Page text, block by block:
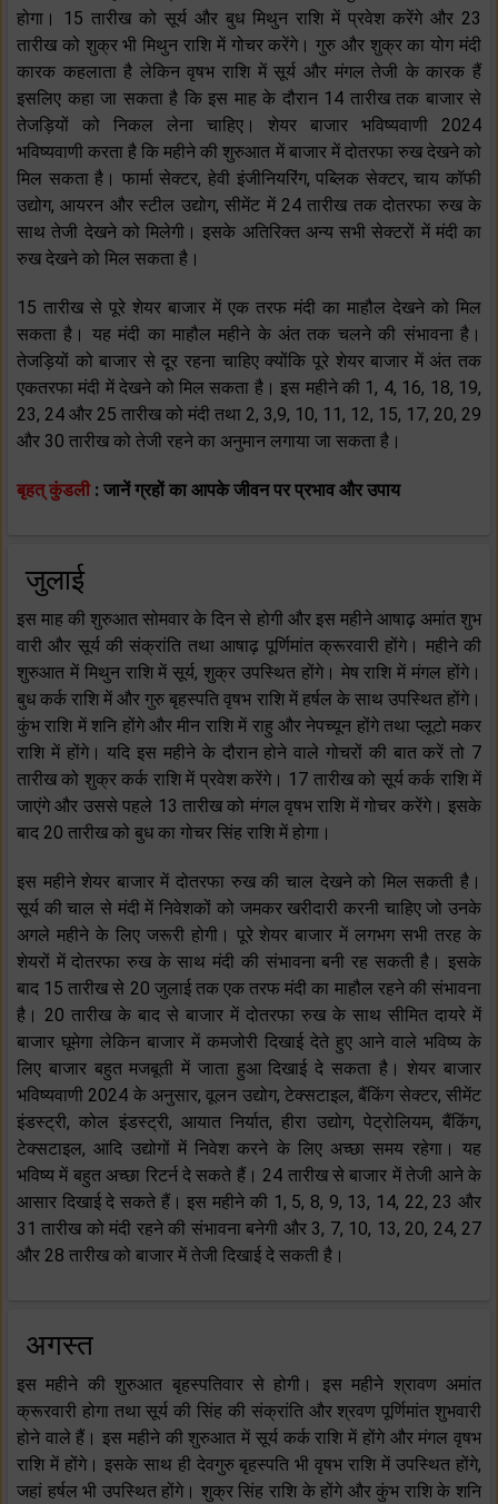
होगा। 15 तारीख को सूर्य और बुध मिथुन राशि में प्रवेश करेंगे और 23
तारीख को शुक्र भी मिथुन राशि में गोचर करेंगे। गुरु और शुक्र का योग मंदी
कारक कहलाता है लेकिन वृषभ राशि में सूर्य और मंगल तेजी के कारक हैं
इसलिए कहा जा सकता है कि इस माह के दौरान 14 तारीख तक बाजार से
तेजड़ियों को निकल लेना चाहिए। शेयर बाजार भविष्यवाणी 2024
भविष्यवाणी करता है कि महीने की शुरुआत में बाजार में दोतरफा रुख देखने को
मिल सकता है। फार्मा सेक्टर, हेवी इंजीनियरिंग, पब्लिक सेक्टर, चाय कॉफी
उद्योग, आयरन और स्टील उद्योग, सीमेंट में 24 तारीख तक दोतरफा रुख के
साथ तेजी देखने को मिलेगी। इसके अतिरिक्त अन्य सभी सेक्टरों में मंदी का
रुख देखने को मिल सकता है।
15 तारीख से पूरे शेयर बाजार में एक तरफ मंदी का माहौल देखने को मिल
सकता है। यह मंदी का माहौल महीने के अंत तक चलने की संभावना है।
तेजड़ियों को बाजार से दूर रहना चाहिए क्योंकि पूरे शेयर बाजार में अंत तक
एकतरफा मंदी में देखने को मिल सकता है। इस महीने की 1, 4, 16, 18, 19,
23, 24 और 25 तारीख को मंदी तथा 2, 3,9, 10, 11, 12, 15, 17, 20, 29
और 30 तारीख को तेजी रहने का अनुमान लगाया जा सकता है।
बृहत् कुंडली : जानें ग्रहों का आपके जीवन पर प्रभाव और उपाय
जुलाई
इस माह की शुरुआत सोमवार के दिन से होगी और इस महीने आषाढ़ अमांत शुभ
वारी और सूर्य की संक्रांति तथा आषाढ़ पूर्णिमांत क्रूरवारी होंगे। महीने की
शुरुआत में मिथुन राशि में सूर्य, शुक्र उपस्थित होंगे। मेष राशि में मंगल होंगे।
बुध कर्क राशि में और गुरु बृहस्पति वृषभ राशि में हर्षल के साथ उपस्थित होंगे।
कुंभ राशि में शनि होंगे और मीन राशि में राहु और नेपच्यून होंगे तथा प्लूटो मकर
राशि में होंगे। यदि इस महीने के दौरान होने वाले गोचरों की बात करें तो 7
तारीख को शुक्र कर्क राशि में प्रवेश करेंगे। 17 तारीख को सूर्य कर्क राशि में
जाएंगे और उससे पहले 13 तारीख को मंगल वृषभ राशि में गोचर करेंगे। इसके
बाद 20 तारीख को बुध का गोचर सिंह राशि में होगा।
इस महीने शेयर बाजार में दोतरफा रुख की चाल देखने को मिल सकती है।
सूर्य की चाल से मंदी में निवेशकों को जमकर खरीदारी करनी चाहिए जो उनके
अगले महीने के लिए जरूरी होगी। पूरे शेयर बाजार में लगभग सभी तरह के
शेयरों में दोतरफा रुख के साथ मंदी की संभावना बनी रह सकती है। इसके
बाद 15 तारीख से 20 जुलाई तक एक तरफ मंदी का माहौल रहने की संभावना
है। 20 तारीख के बाद से बाजार में दोतरफा रुख के साथ सीमित दायरे में
बाजार घूमेगा लेकिन बाजार में कमजोरी दिखाई देते हुए आने वाले भविष्य के
लिए बाजार बहुत मजबूती में जाता हुआ दिखाई दे सकता है। शेयर बाजार
भविष्यवाणी 2024 के अनुसार, वूलन उद्योग, टेक्सटाइल, बैंकिंग सेक्टर, सीमेंट
इंडस्ट्री, कोल इंडस्ट्री, आयात निर्यात, हीरा उद्योग, पेट्रोलियम, बैंकिंग,
टेक्सटाइल, आदि उद्योगों में निवेश करने के लिए अच्छा समय रहेगा। यह
भविष्य में बहुत अच्छा रिटर्न दे सकते हैं। 24 तारीख से बाजार में तेजी आने के
आसार दिखाई दे सकते हैं। इस महीने की 1, 5, 8, 9, 13, 14, 22, 23 और
31 तारीख को मंदी रहने की संभावना बनेगी और 3, 7, 10, 13, 20, 24, 27
और 28 तारीख को बाजार में तेजी दिखाई दे सकती है।
अगस्त
इस महीने की शुरुआत बृहस्पतिवार से होगी। इस महीने श्रावण अमांत
क्रूरवारी होगा तथा सूर्य की सिंह की संक्रांति और श्रवण पूर्णिमांत शुभवारी
होने वाले हैं। इस महीने की शुरुआत में सूर्य कर्क राशि में होंगे और मंगल वृषभ
राशि में होंगे। इसके साथ ही देवगुरु बृहस्पति भी वृषभ राशि में उपस्थित होंगे,
जहां हर्षल भी उपस्थित होंगे। शुक्र सिंह राशि के होंगे और कुंभ राशि के शनि